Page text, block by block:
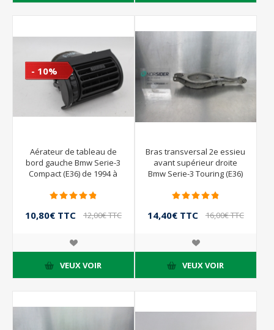
- 10%
Aérateur de tableau de
bord gauche Bmw Serie-3
Compact (E36) de 1994 à
10,80€ TTC 12,00€ TTC
VEUX VOIR
- 10%
Bras transversal 2e essieu
avant supérieur droite
Bmw Serie-3 Touring (E36)
14,40€ TTC 16,00€ TTC
VEUX VOIR